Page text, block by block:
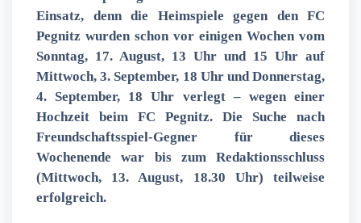
Einsatz, denn die Heimspiele gegen den FC
Pegnitz wurden schon vor einigen Wochen vom
Sonntag, 17. August, 13 Uhr und 15 Uhr auf
Mittwoch, 3. September, 18 Uhr und Donnerstag,
4. September, 18 Uhr verlegt – wegen einer
Hochzeit beim FC Pegnitz. Die Suche nach
Freundschaftsspiel-Gegner für dieses
Wochenende war bis zum Redaktionsschluss
(Mittwoch, 13. August, 18.30 Uhr) teilweise
erfolgreich.